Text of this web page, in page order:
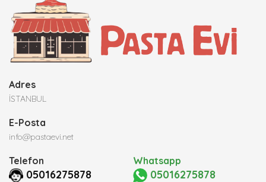
Adres
İSTANBUL
E-Posta
info@pastaevi.net
Telefon
05016275878
Whatsapp
05016275878